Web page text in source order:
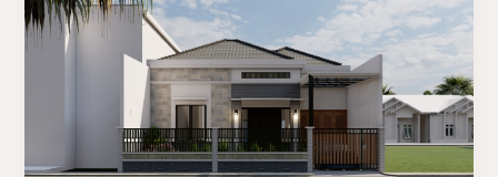
Bangun
Rumah
Banyuasin